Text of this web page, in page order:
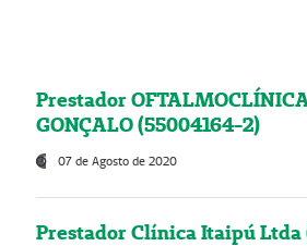
Prestador
GONÇALO (55004164-2)
07 de Agosto de 2020
Prestador Clínica Itaipú Ltda